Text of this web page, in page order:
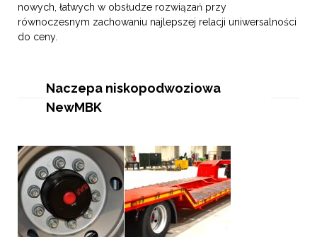
nowych, łatwych w obsłudze rozwiązań przy
równoczesnym zachowaniu najlepszej relacji uniwersalności
do ceny.
Naczepa niskopodwoziowa
NewMBK